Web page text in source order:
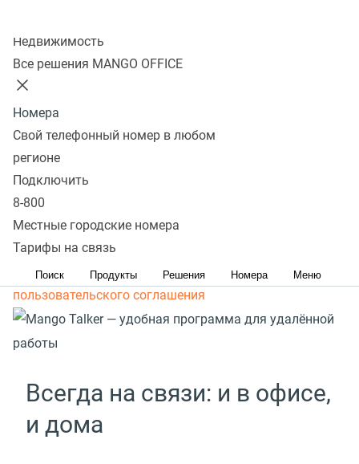
Недвижимость
Все решения MANGO OFFICE
Номера
Свой телефонный номер в любом
регионе
Подключить
8-800
Местные городские номера
Тарифы на связь
Поиск Продукты Решения Номера Меню
Скачивая приложение вы принимаете условия
пользовательского соглашения
Всегда на связи: и в офисе,
и дома